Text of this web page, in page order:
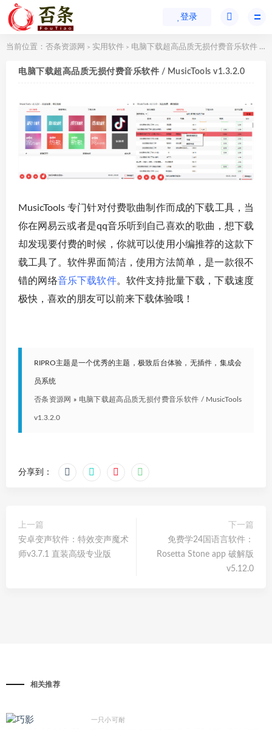
登录
当前位置： 否条资源网 > 实用软件 > 电脑下载超高品质无损付费音乐软件 / MusicTools v1.3.2.0
电脑下载超高品质无损付费音乐软件 / MusicTools v1.3.2.0
MusicTools 专门针对付费歌曲制作而成的下载工具，当
你在网易云或者是qq音乐听到自己喜欢的歌曲，想下载
却发现要付费的时候，你就可以使用小编推荐的这款下
载工具了。软件界面简洁，使用方法简单，是一款很不
错的网络音乐下载软件。软件支持批量下载，下载速度
极快，喜欢的朋友可以前来下载体验哦！
RIPRO主题是一个优秀的主题，极致后台体验，无插件，集成会
员系统
否条资源网 » 电脑下载超高品质无损付费音乐软件 / MusicTools
v1.3.2.0
分享到：
上一篇
安卓变声软件：特效变声魔术
师v3.7.1 直装高级专业版
下一篇
免费学24国语言软件：
Rosetta Stone app 破解版
v5.12.0
相关推荐
一只小可耐